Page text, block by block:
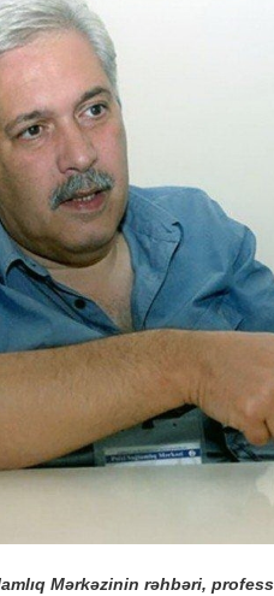
Mərkəzinin rəhbəri,